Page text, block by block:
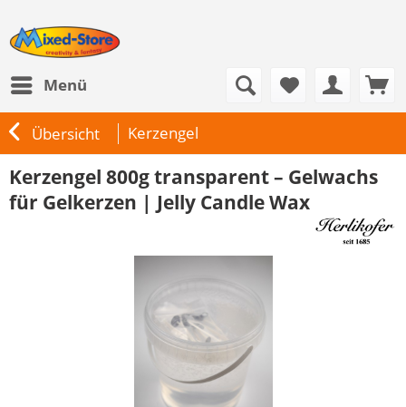
Menü
Übersicht Kerzengel
Kerzengel 800g transparent – Gelwachs
für Gelkerzen | Jelly Candle Wax